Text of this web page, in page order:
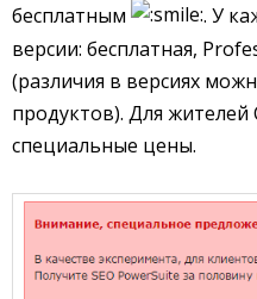
бесплатным
. У
версии: бесплатная,
(различия в версиях
продуктов). Для жителей
специальные цены.